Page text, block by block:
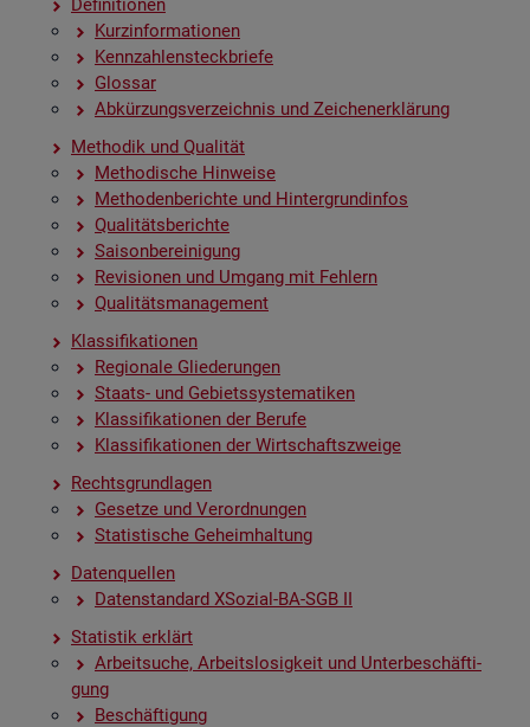
De­fi­ni­tio­nen
Kurz­in­for­ma­tio­nen
Kenn­zah­len­steck­brie­fe
Glos­sar
Ab­kür­zungs­ver­zeich­nis und Zei­chen­er­klä­rung
Me­tho­dik und Qua­li­tät
Me­tho­di­sche Hin­wei­se
Me­tho­den­be­rich­te und Hin­ter­grund­in­fos
Qua­li­täts­be­rich­te
Sai­son­be­rei­ni­gung
Re­vi­sio­nen und Um­gang mit Feh­lern
Qua­li­täts­ma­nage­ment
Klas­si­fi­ka­tio­nen
Re­gio­na­le Glie­de­run­gen
Staats- und Ge­biets­sys­te­ma­ti­ken
Klas­si­fi­ka­tio­nen der Be­ru­fe
Klas­si­fi­ka­tio­nen der Wirt­schafts­zwei­ge
Rechts­grund­la­gen
Ge­set­ze und Ver­ord­nun­gen
Sta­tis­ti­sche Ge­heim­hal­tung
Da­ten­quel­len
Da­ten­stan­dard XSo­zi­al-BA-SGB II
Sta­tis­tik er­klärt
Ar­beit­su­che, Ar­beits­lo­sig­keit und Un­ter­be­schäf­ti­
gung
Be­schäf­ti­gung